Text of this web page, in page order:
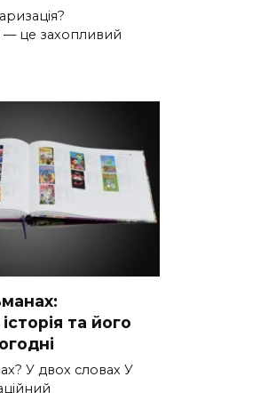
— це захопливий
та його
У двох словах У